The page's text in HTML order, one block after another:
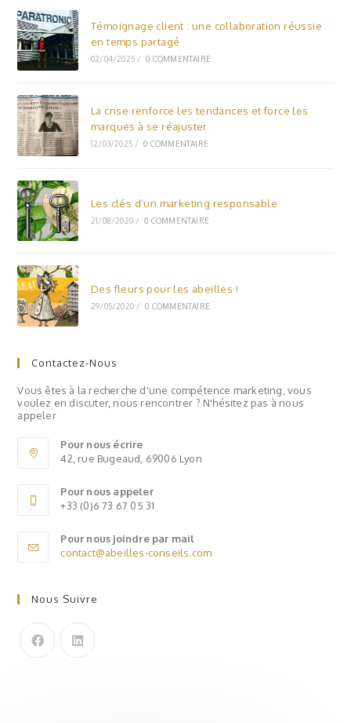
Témoignage client : une collaboration réussie
en temps partagé
02/04/2025 / 0 COMMENTAIRE
La crise renforce les tendances et force les
marques à se réajuster
12/03/2025 / 0 COMMENTAIRE
Les clés d’un marketing responsable
21/08/2020 / 0 COMMENTAIRE
Des fleurs pour les abeilles !
29/05/2020 / 0 COMMENTAIRE
Contactez-Nous
Vous êtes à la recherche d'une compétence marketing, vous
voulez en discuter, nous rencontrer ? N'hésitez pas à nous
appeler
Pour nous écrire
42, rue Bugeaud, 69006 Lyon
Pour nous appeler
+33 (0)6 73 67 05 31
Pour nous joindre par mail
contact@abeilles-conseils.com
Nous Suivre